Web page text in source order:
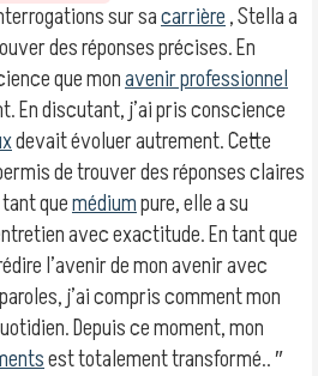
sur sacarrière, Stella a
des réponses précises. En
que monavenir professionnel
En discutant, j’ai pris conscience
devait évoluer autrement. Cette
de trouver des réponses claires
tant quemédiumpure, elle a su
avec exactitude. En tant que
l’avenir de mon avenir avec
j’ai compris comment mon
Depuis ce moment, mon
est totalement transformé.. ″